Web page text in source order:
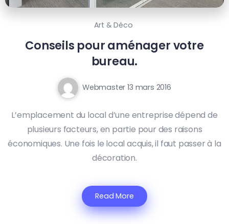
Art & Déco
Conseils pour aménager votre
bureau.
Webmaster 13 mars 2016
L’emplacement du local d’une entreprise dépend de
plusieurs facteurs, en partie pour des raisons
économiques. Une fois le local acquis, il faut passer à la
décoration.
Read More